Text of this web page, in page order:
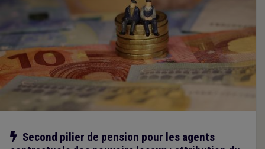
Notre action
Second pilier de pension pour les agents